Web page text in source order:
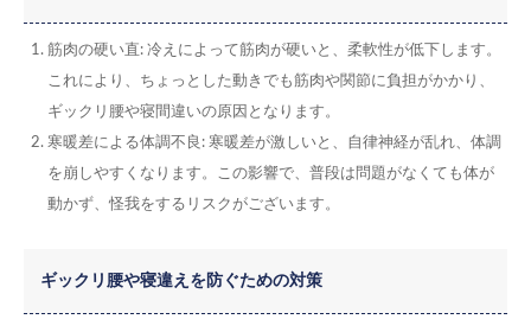
筋肉の硬い直 : 冷えによって筋肉が硬いと、柔軟性が低下します。
これにより、ちょっとした動きでも筋肉や関節に負担がかかり、
ギックリ腰や寝間違いの原因となります。
寒暖差による体調不良 : 寒暖差が激しいと、自律神経が乱れ、体調
を崩しやすくなります。この影響で、普段は問題がなくても体が
動かず、怪我をするリスクがございます。
ギックリ腰や寝違えを防ぐための対策